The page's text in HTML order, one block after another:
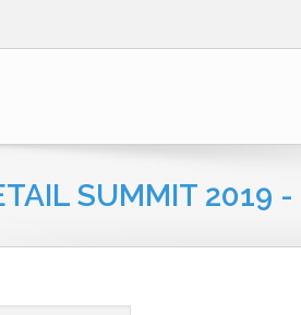
SUMMIT 2019 -